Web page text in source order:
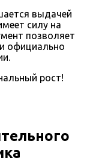
выдачей
силу на
позволяет
официально
рост!